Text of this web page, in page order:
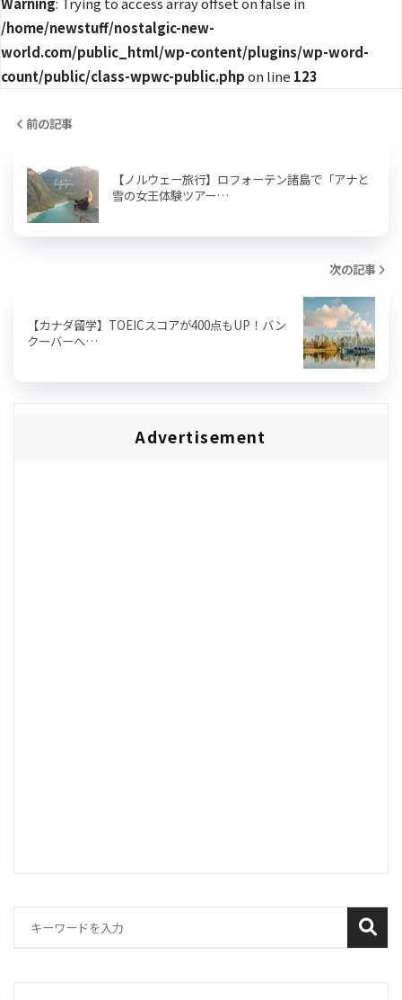
/home/newstuff/nostalgic-new-
world.com/public_html/wp-content/plugins/wp-word-
count/public/class-wpwc-public.phpon line 123
前の記事
【ノルウェー旅行】ロフォーテン諸島で「アナと
雪の女王体験ツアー…
次の記事
【カナダ留学】TOEICスコアが400点もUP！バン
クーバーへ…
Advertisement